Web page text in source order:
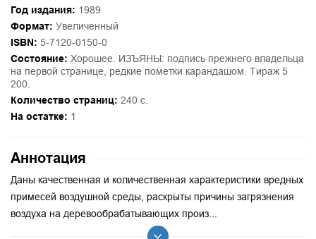
Год издания: 1989
Формат: Увеличенный
ISBN: 5-7120-0150-0
Состояние: Хорошее. ИЗЪЯНЫ: подпись прежнего владельца
на первой странице, редкие пометки карандашом. Тираж 5
200.
Количество страниц: 240 с.
На остатке: 1
Аннотация
Даны качественная и количественная характеристики вредных
примесей воздушной среды, раскрыты причины загрязнения
воздуха на деревообрабатывающих произ...